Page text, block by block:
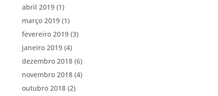
abril 2019(1)
março 2019(1)
fevereiro 2019(3)
janeiro 2019(4)
dezembro 2018(6)
novembro 2018(4)
outubro 2018(2)